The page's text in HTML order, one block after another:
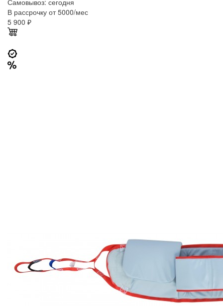
Самовывоз: сегодня
В рассрочку от 5000/мес
5 900 ₽